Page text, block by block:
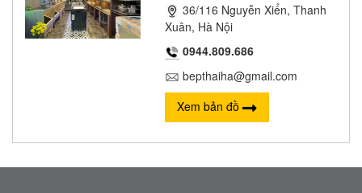
36/116 Nguyễn Xiển, Thanh
Xuân, Hà Nội
0944.809.686
bepthaiha@gmail.com
Xem bản đồ